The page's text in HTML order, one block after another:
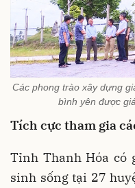
Các phong trào xây dựng
bình yên được
Tích cực tham gia
Tỉnh Thanh Hóa có
sinh sống tại 27